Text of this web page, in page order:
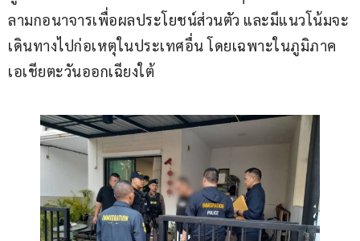
ลามกอนาจารเพื่อผลประโยชน์ส่วนตัว และมีแนวโน้มจะ
เดินทางไปก่อเหตุในประเทศอื่น โดยเฉพาะในภูมิภาค
เอเชียตะวันออกเฉียงใต้